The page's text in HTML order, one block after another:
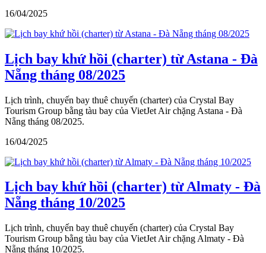
16/04/2025
Lịch bay khứ hồi (charter) từ Astana - Đà
Nẵng tháng 08/2025
Lịch trình, chuyến bay thuê chuyến (charter) của Crystal Bay
Tourism Group bằng tàu bay của VietJet Air chặng Astana - Đà
Nẵng tháng 08/2025.
16/04/2025
Lịch bay khứ hồi (charter) từ Almaty - Đà
Nẵng tháng 10/2025
Lịch trình, chuyến bay thuê chuyến (charter) của Crystal Bay
Tourism Group bằng tàu bay của VietJet Air chặng Almaty - Đà
Nẵng tháng 10/2025.